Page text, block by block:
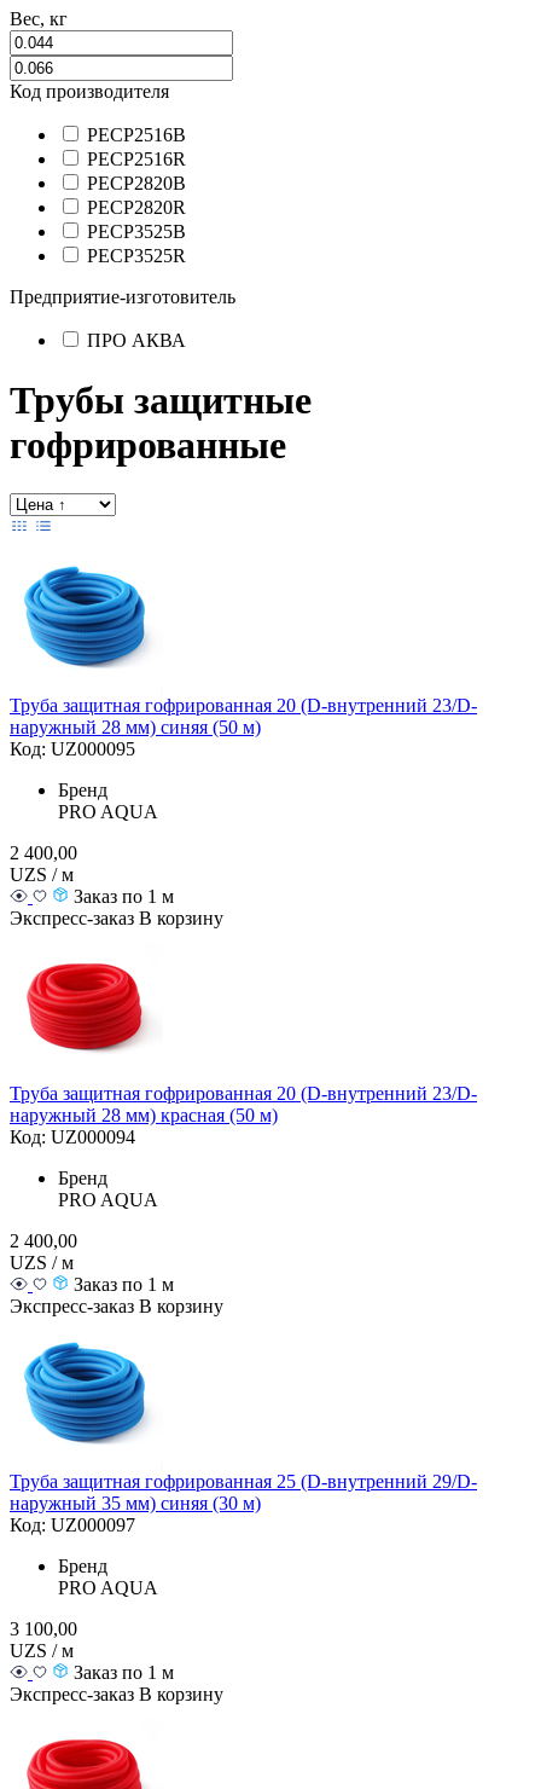
Вес, кг
Код производителя
PECP2516B
PECP2516R
PECP2820B
PECP2820R
PECP3525B
PECP3525R
Предприятие-изготовитель
ПРО АКВА
Трубы защитные
гофрированные
Труба защитная гофрированная 20 (D-внутренний 23/D-
наружный 28 мм) синяя (50 м)
Код: UZ000095
Бренд
PRO AQUA
2 400,00
UZS / м
Заказ по 1 м
Экспресс-заказ В корзину
Труба защитная гофрированная 20 (D-внутренний 23/D-
наружный 28 мм) красная (50 м)
Код: UZ000094
Бренд
PRO AQUA
2 400,00
UZS / м
Заказ по 1 м
Экспресс-заказ В корзину
Труба защитная гофрированная 25 (D-внутренний 29/D-
наружный 35 мм) синяя (30 м)
Код: UZ000097
Бренд
PRO AQUA
3 100,00
UZS / м
Заказ по 1 м
Экспресс-заказ В корзину